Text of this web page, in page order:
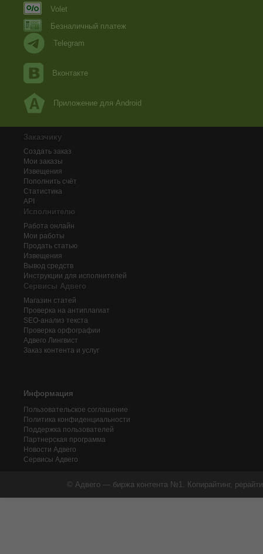
Volet
Безналичный платеж
Telegram
Вконтакте
Приложение для Android
Заказчику
Создать заказ
Мои заказы
Извещения
Пополнить счёт
Статистика
API
Исполнителю
Работа онлайн
Мои работы
Продать статью
Извещения
Вывод средств
Инструкции для исполнителей
Сервисы Адвего
Магазин статей
Проверка на антиплагиат
SEO-анализ текста
Проверка орфографии
Адвего Лингвист
Заказ контента и услуг
Информация
Пользовательское соглашение
Политика конфиденциальности
Поддержка пользователей
Партнерская программа
Новости Адвего
Сервисы Адвего
© Адвего — биржа контента №1. Копирайтинг,